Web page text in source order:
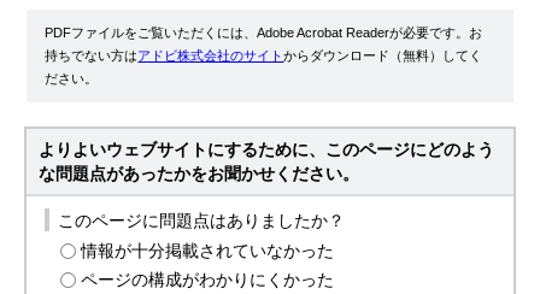
PDFファイルをご覧いただくには、Adobe Acrobat Readerが必要です。お
持ちでない方はアドビ株式会社のサイトからダウンロード（無料）してく
ださい。
よりよいウェブサイトにするために、このページにどのよう
な問題点があったかをお聞かせください。
このページに問題点はありましたか？
情報が十分掲載されていなかった
ページの構成がわかりにくかった